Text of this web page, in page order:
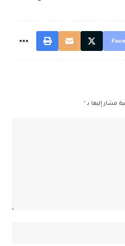
مشار إليها بـ *